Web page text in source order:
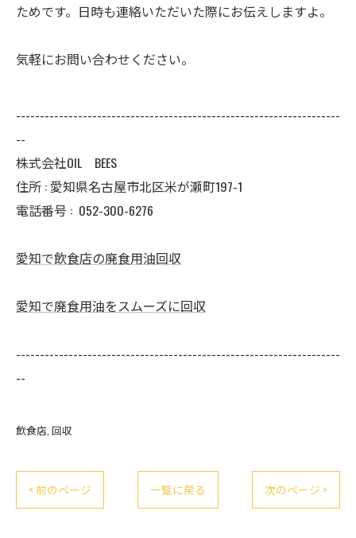
ためです。日時も連絡いただいた際にお伝えしますよ。
気軽にお問い合わせください。
--------------------------------------------------------------------
--
株式会社OIL BEES
住所 : 愛知県名古屋市北区米が瀬町197-1
電話番号 : 052-300-6276
愛知で飲食店の廃食用油回収
愛知で廃食用油をスムーズに回収
--------------------------------------------------------------------
--
飲食店 回収
< 前のページ 一覧に戻る 次のページ >